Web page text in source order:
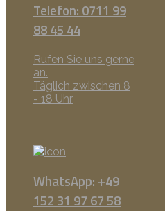
Telefon: 0711 99
88 45 44
Rufen Sie uns gerne
an.
Täglich zwischen 8
- 18 Uhr
WhatsApp: +49
152 31 97 67 58